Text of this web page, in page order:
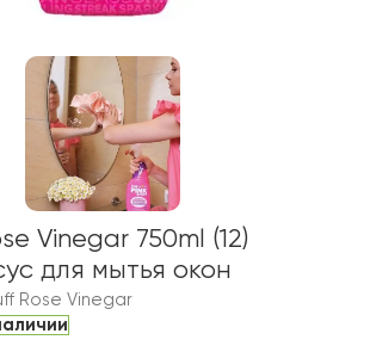
Vinegar 750ml (12)
для мытья окон
Rose Vinegar